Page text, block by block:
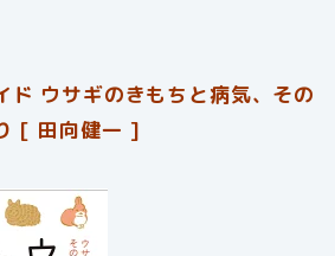
ド ウサギのきもちと病気、その
[ 田向健一 ]